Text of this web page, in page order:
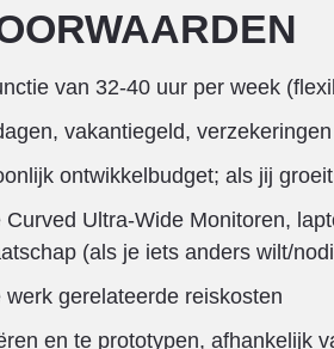
van 32-40 uur per week
vakantiegeld,
ontwikkelbudget; als jij
Curved Ultra-Wide Monitoren,
(als je iets anders wilt/
gerelateerde reiskosten
en te prototypen, afhankelijk